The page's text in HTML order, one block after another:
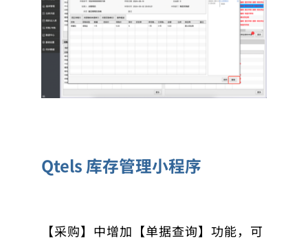
Qtels 库存管理小程序
【采购】中增加【单据查询】功能，可